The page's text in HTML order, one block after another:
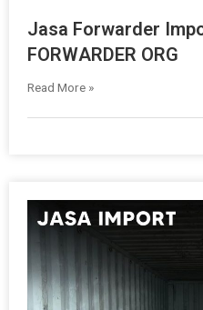
Jasa Forwarder
FORWARDER ORG
Read More »